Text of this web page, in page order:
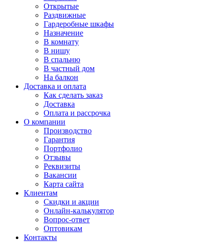
Открытые
Раздвижные
Гардеробные шкафы
Назначение
В комнату
В нишу
В спальню
В частный дом
На балкон
Доставка и оплата
Как сделать заказ
Доставка
Оплата и рассрочка
О компании
Производство
Гарантия
Портфолио
Отзывы
Реквизиты
Вакансии
Карта сайта
Клиентам
Скидки и акции
Онлайн-калькулятор
Вопрос-ответ
Оптовикам
Контакты